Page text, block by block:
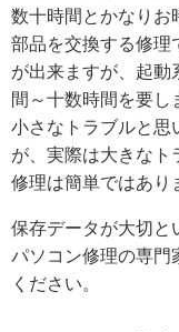
数十時間とかなりお
部品を交換する修理
が出来ますが、起動
間～十数時間を要し
小さなトラブルと思
が、実際は大きなト
修理は簡単ではあり
保存データが大切と
パソコン修理の専門
ください。